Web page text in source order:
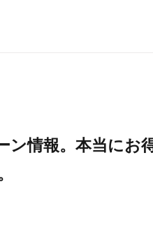
ン情報。本当にお